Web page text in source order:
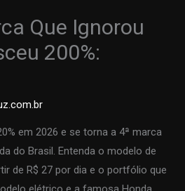
Que Ignorou
200%:
em 2026 e se torna a 4ª marca
do Brasil. Entenda o modelo de
de R$ 27 por dia e o portfólio que